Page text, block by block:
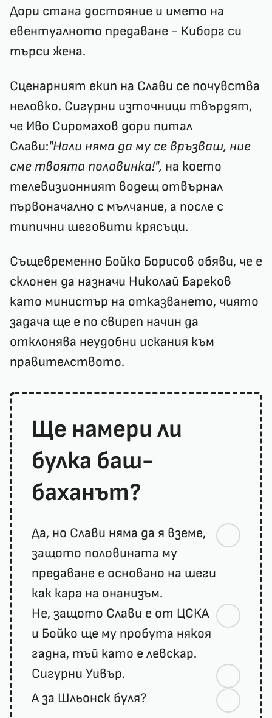
Дори стана достояние и името на
евентуалното предаване - Киборг си
търси жена.
Сценарният екип на Слави се почувства
неловко. Сигурни източници твърдят,
че Иво Сиромахов дори питал
Слави:"Нали няма да му се връзваш, ние
сме твоята половинка!", на което
телевизионният водещ отвърнал
първоначално с мълчание, а после с
типични шеговити крясъци.
Същевременно Бойко Борисов обяви, че е
склонен да назначи Николай Бареков
като министър на отказването, чиято
задача ще е по свиреп начин да
отклонява неудобни искания към
правителството.
Ще намери ли
булка баш-
баханът?
Да, но Слави няма да я вземе,
защото половината му
предаване е основано на шеги
как кара на онанизъм.
Не, защото Слави е от ЦСКА
и Бойко ще му пробута някоя
гадна, тъй като е левскар.
Сигурни Уивър.
А за Шльонск буля?